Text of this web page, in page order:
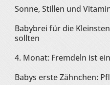
Sonne, Stillen und
Babybrei für die
sollten
4. Monat: Fremdeln ist
Babys erste Zähnchen: